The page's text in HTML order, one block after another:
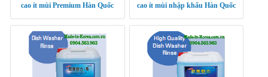
cao ít mùi Premium Hàn Quốc
cao ít mùi nhập khẩu Hàn Quốc